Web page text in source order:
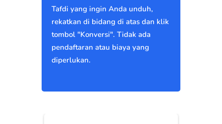
Tafdi yang ingin Anda unduh,
rekatkan di bidang di atas dan klik
tombol "Konversi". Tidak ada
pendaftaran atau biaya yang
diperlukan.